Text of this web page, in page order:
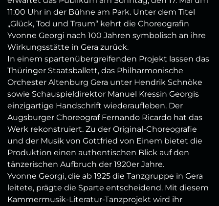
11:00 Uhr in der Bühne am Park. Unter dem Titel
„Glück, Tod und Traum“ kehrt die Choreografin
Yvonne Georgi nach 100 Jahren symbolisch an ihre
Wirkungsstätte in Gera zurück.
In einem spartenübergreifenden Projekt lassen das
Thüringer Staatsballett, das Philharmonische
Orchester Altenburg Gera unter Hendrik Schnöke
sowie Schauspieldirektor Manuel Kressin Georgis
einzigartige Handschrift wiederaufleben. Der
Augsburger Choreograf Fernando Ricardo hat das
Werk rekonstruiert. Zu der Original-Choreografie
und der Musik von Gottfried von Einem bietet die
Produktion einen authentischen Blick auf den
tänzerischen Aufbruch der 1920er Jahre.
Yvonne Georgi, die ab 1925 die Tanzgruppe in Gera
leitete, prägte die Sparte entscheidend. Mit diesem
Kammermusik-Literatur-Tanzprojekt wird ihr